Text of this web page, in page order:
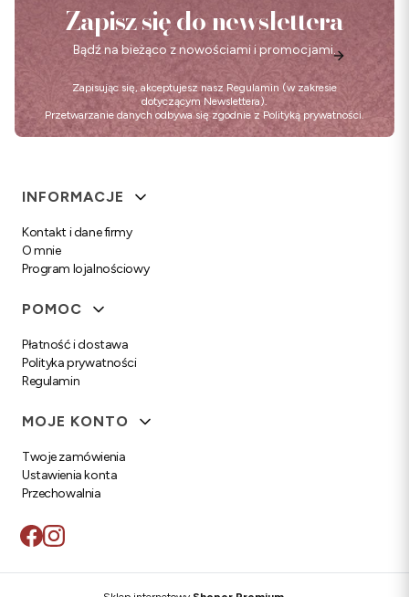
Zapisz się do newslettera
Bądź na bieżąco z nowościami i promocjami.
Zapisując się, akceptujesz nasz Regulamin (w zakresie
dotyczącym Newslettera).
Przetwarzanie danych odbywa się zgodnie z Polityką prywatności.
Linki w stopce
INFORMACJE
Kontakt i dane firmy
O mnie
Program lojalnościowy
POMOC
Płatność i dostawa
Polityka prywatności
Regulamin
MOJE KONTO
Twoje zamówienia
Ustawienia konta
Przechowalnia